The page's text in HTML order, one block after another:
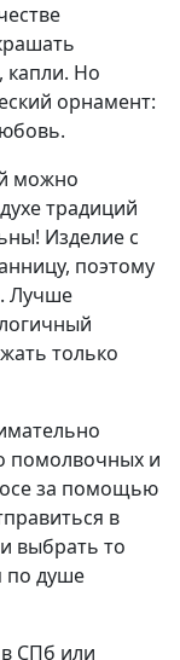
капли. Но
орнамент:
можно
традиций
Изделие с
поэтому
Лучше
только
помолвочных и
за помощью
в
выбрать то
по душе
СПб или